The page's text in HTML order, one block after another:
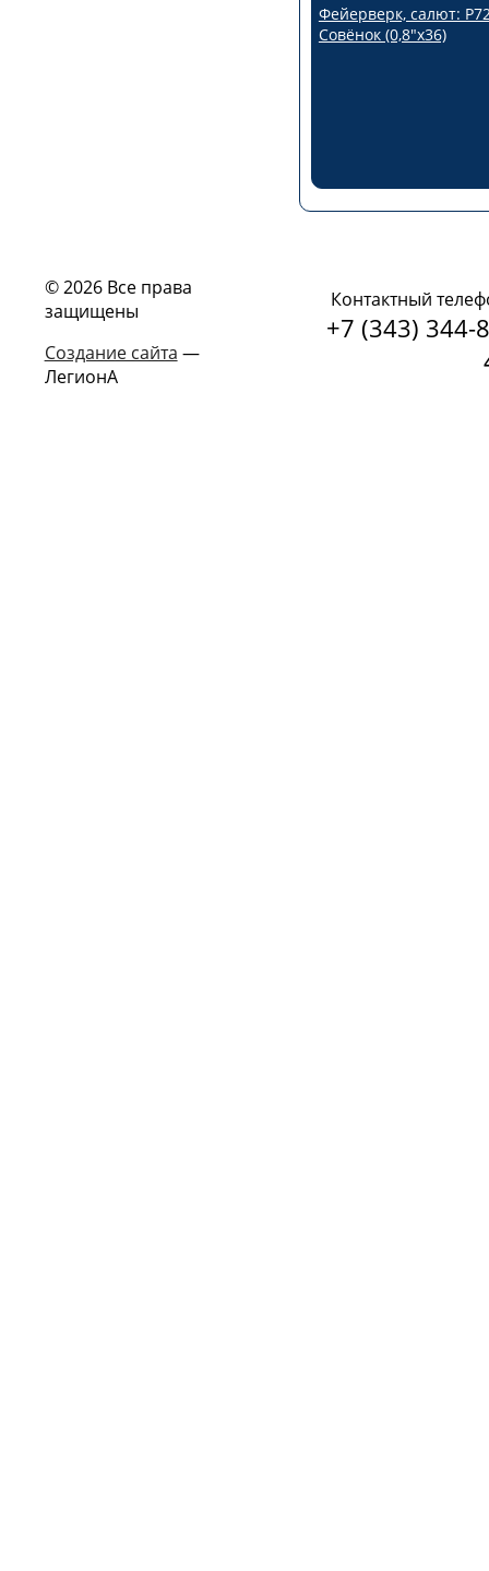
Фейерверк, салют:
Совёнок (0,8"х36)
© 2026 Все права
защищены
Создание сайта —
ЛегионА
Контактный
+7 (343) 344-